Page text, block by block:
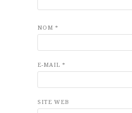
NOM *
E-MAIL *
SITE WEB